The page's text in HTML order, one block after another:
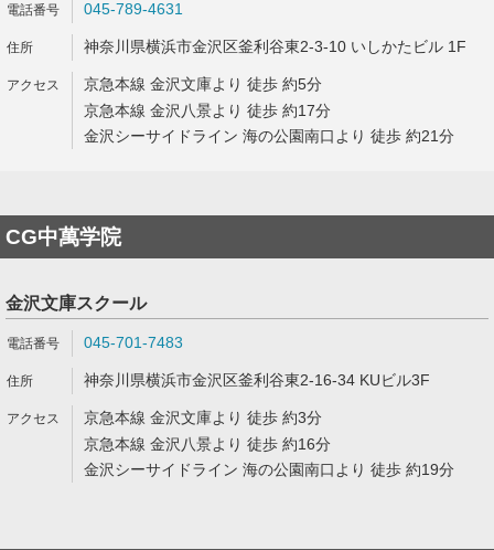
045-789-4631
神奈川県横浜市金沢区釜利谷東2-3-10 いしかたビル 1F
京急本線 金沢文庫より 徒歩 約5分
京急本線 金沢八景より 徒歩 約17分
金沢シーサイドライン 海の公園南口より 徒歩 約21分
CG中萬学院
金沢文庫スクール
045-701-7483
神奈川県横浜市金沢区釜利谷東2-16-34 KUビル3F
京急本線 金沢文庫より 徒歩 約3分
京急本線 金沢八景より 徒歩 約16分
金沢シーサイドライン 海の公園南口より 徒歩 約19分